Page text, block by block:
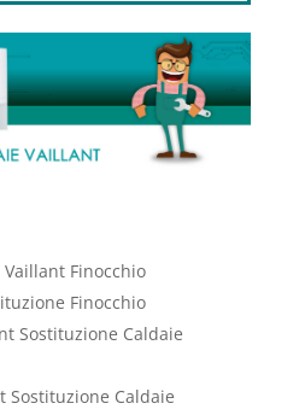
Finocchio
Finocchio
Sostituzione Caldaie
Sostituzione Caldaie